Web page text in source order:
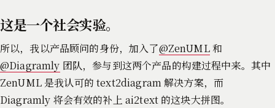
这是一个社会实验。
所以，我以产品顾问的身份，加入了@ZenUML和
@Diagramly 团队，参与到这两个产品的构建过程中来。其中
ZenUML 是我认可的 text2diagram 解决方案，而
Diagramly 将会有效的补上 ai2text 的这块大拼图。